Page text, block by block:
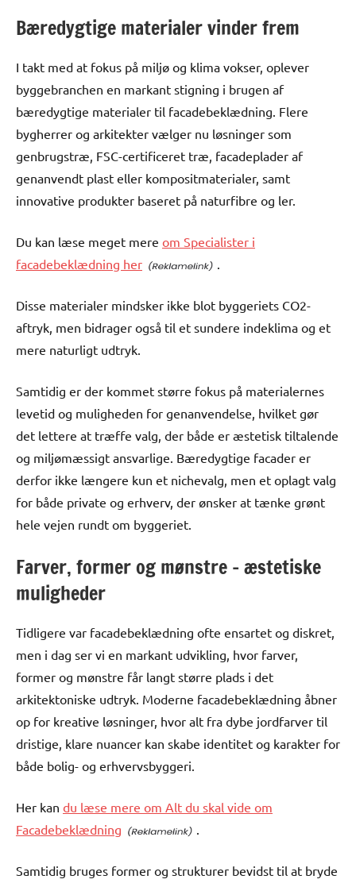
Bæredygtige materialer vinder frem
I takt med at fokus på miljø og klima vokser, oplever
byggebranchen en markant stigning i brugen af
bæredygtige materialer til facadebeklædning. Flere
bygherrer og arkitekter vælger nu løsninger som
genbrugstræ, FSC-certificeret træ, facadeplader af
genanvendt plast eller kompositmaterialer, samt
innovative produkter baseret på naturfibre og ler.
Du kan læse meget mere om Specialister i
facadebeklædning her
.
Disse materialer mindsker ikke blot byggeriets CO2-
aftryk, men bidrager også til et sundere indeklima og et
mere naturligt udtryk.
Samtidig er der kommet større fokus på materialernes
levetid og muligheden for genanvendelse, hvilket gør
det lettere at træffe valg, der både er æstetisk tiltalende
og miljømæssigt ansvarlige. Bæredygtige facader er
derfor ikke længere kun et nichevalg, men et oplagt valg
for både private og erhverv, der ønsker at tænke grønt
hele vejen rundt om byggeriet.
Farver, former og mønstre – æstetiske
muligheder
Tidligere var facadebeklædning ofte ensartet og diskret,
men i dag ser vi en markant udvikling, hvor farver,
former og mønstre får langt større plads i det
arkitektoniske udtryk. Moderne facadebeklædning åbner
op for kreative løsninger, hvor alt fra dybe jordfarver til
dristige, klare nuancer kan skabe identitet og karakter for
både bolig- og erhvervsbyggeri.
Her kan du læse mere om Alt du skal vide om
Facadebeklædning
.
Samtidig bruges former og strukturer bevidst til at bryde